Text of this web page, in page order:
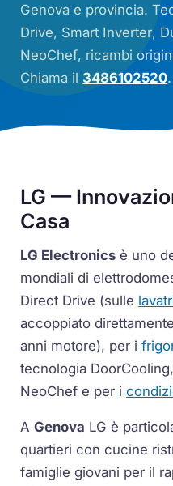
Genova e provincia.
Drive, Smart Inverter,
NeoChef, ricambi
Chiama il 3486102520.
LG —
Casa
LG Electronics è uno
mondiali di
Direct Drive (sulle
accoppiato
anni motore), per i
tecnologia DoorCooling
NeoChef e per i
AGenova LG è
quartieri con cucine
famiglie giovani per il